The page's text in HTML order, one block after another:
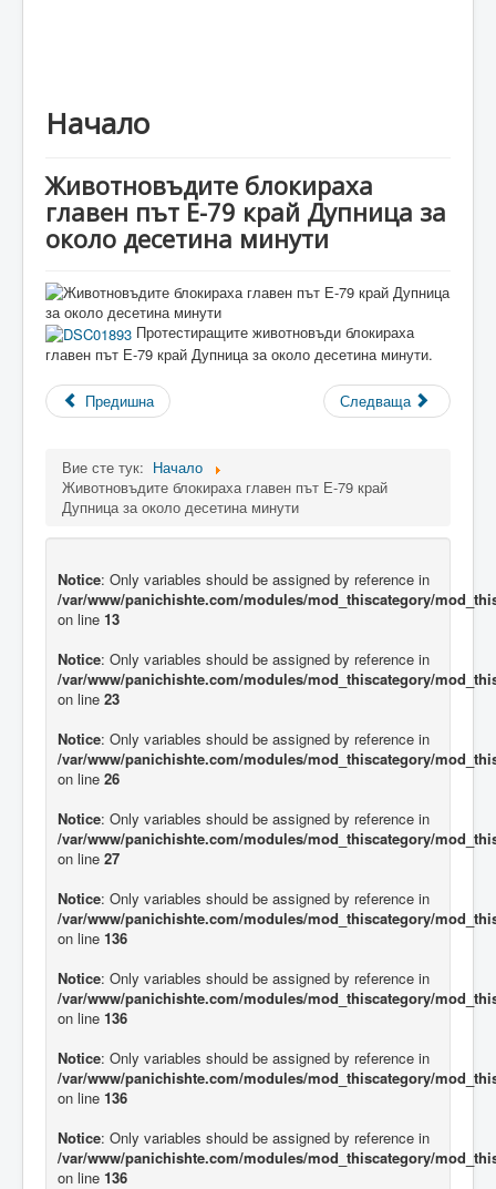
Начало
Животновъдите блокираха
главен път Е-79 край Дупница за
около десетина минути
Протестиращите животновъди блокираха
главен път Е-79 край Дупница за около десетина минути.
Предишна Следваща
Вие сте тук: Начало
Животновъдите блокираха главен път Е-79 край
Дупница за около десетина минути
Notice: Only variables should be assigned by reference in
/var/www/panichishte.com/modules/mod_thiscategory/
on line 13
Notice: Only variables should be assigned by reference in
/var/www/panichishte.com/modules/mod_thiscategory/
on line 23
Notice: Only variables should be assigned by reference in
/var/www/panichishte.com/modules/mod_thiscategory/
on line 26
Notice: Only variables should be assigned by reference in
/var/www/panichishte.com/modules/mod_thiscategory/
on line 27
Notice: Only variables should be assigned by reference in
/var/www/panichishte.com/modules/mod_thiscategory/
on line 136
Notice: Only variables should be assigned by reference in
/var/www/panichishte.com/modules/mod_thiscategory/
on line 136
Notice: Only variables should be assigned by reference in
/var/www/panichishte.com/modules/mod_thiscategory/
on line 136
Notice: Only variables should be assigned by reference in
/var/www/panichishte.com/modules/mod_thiscategory/
on line 136